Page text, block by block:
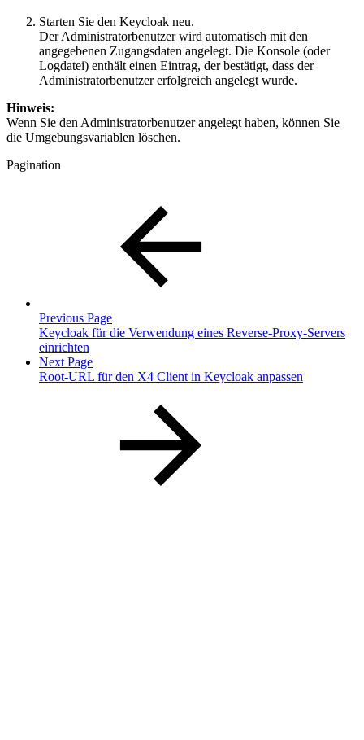
Starten Sie den Keycloak neu.
Der Administratorbenutzer wird automatisch mit den
angegebenen Zugangsdaten angelegt. Die Konsole (oder
Logdatei) enthält einen Eintrag, der bestätigt, dass der
Administratorbenutzer erfolgreich angelegt wurde.
Hinweis:
Wenn Sie den Administratorbenutzer angelegt haben, können Sie
die Umgebungsvariablen löschen.
Pagination
Previous Page
Keycloak für die Verwendung eines Reverse-Proxy-Servers
einrichten
Next Page
Root-URL für den X4 Client in Keycloak anpassen